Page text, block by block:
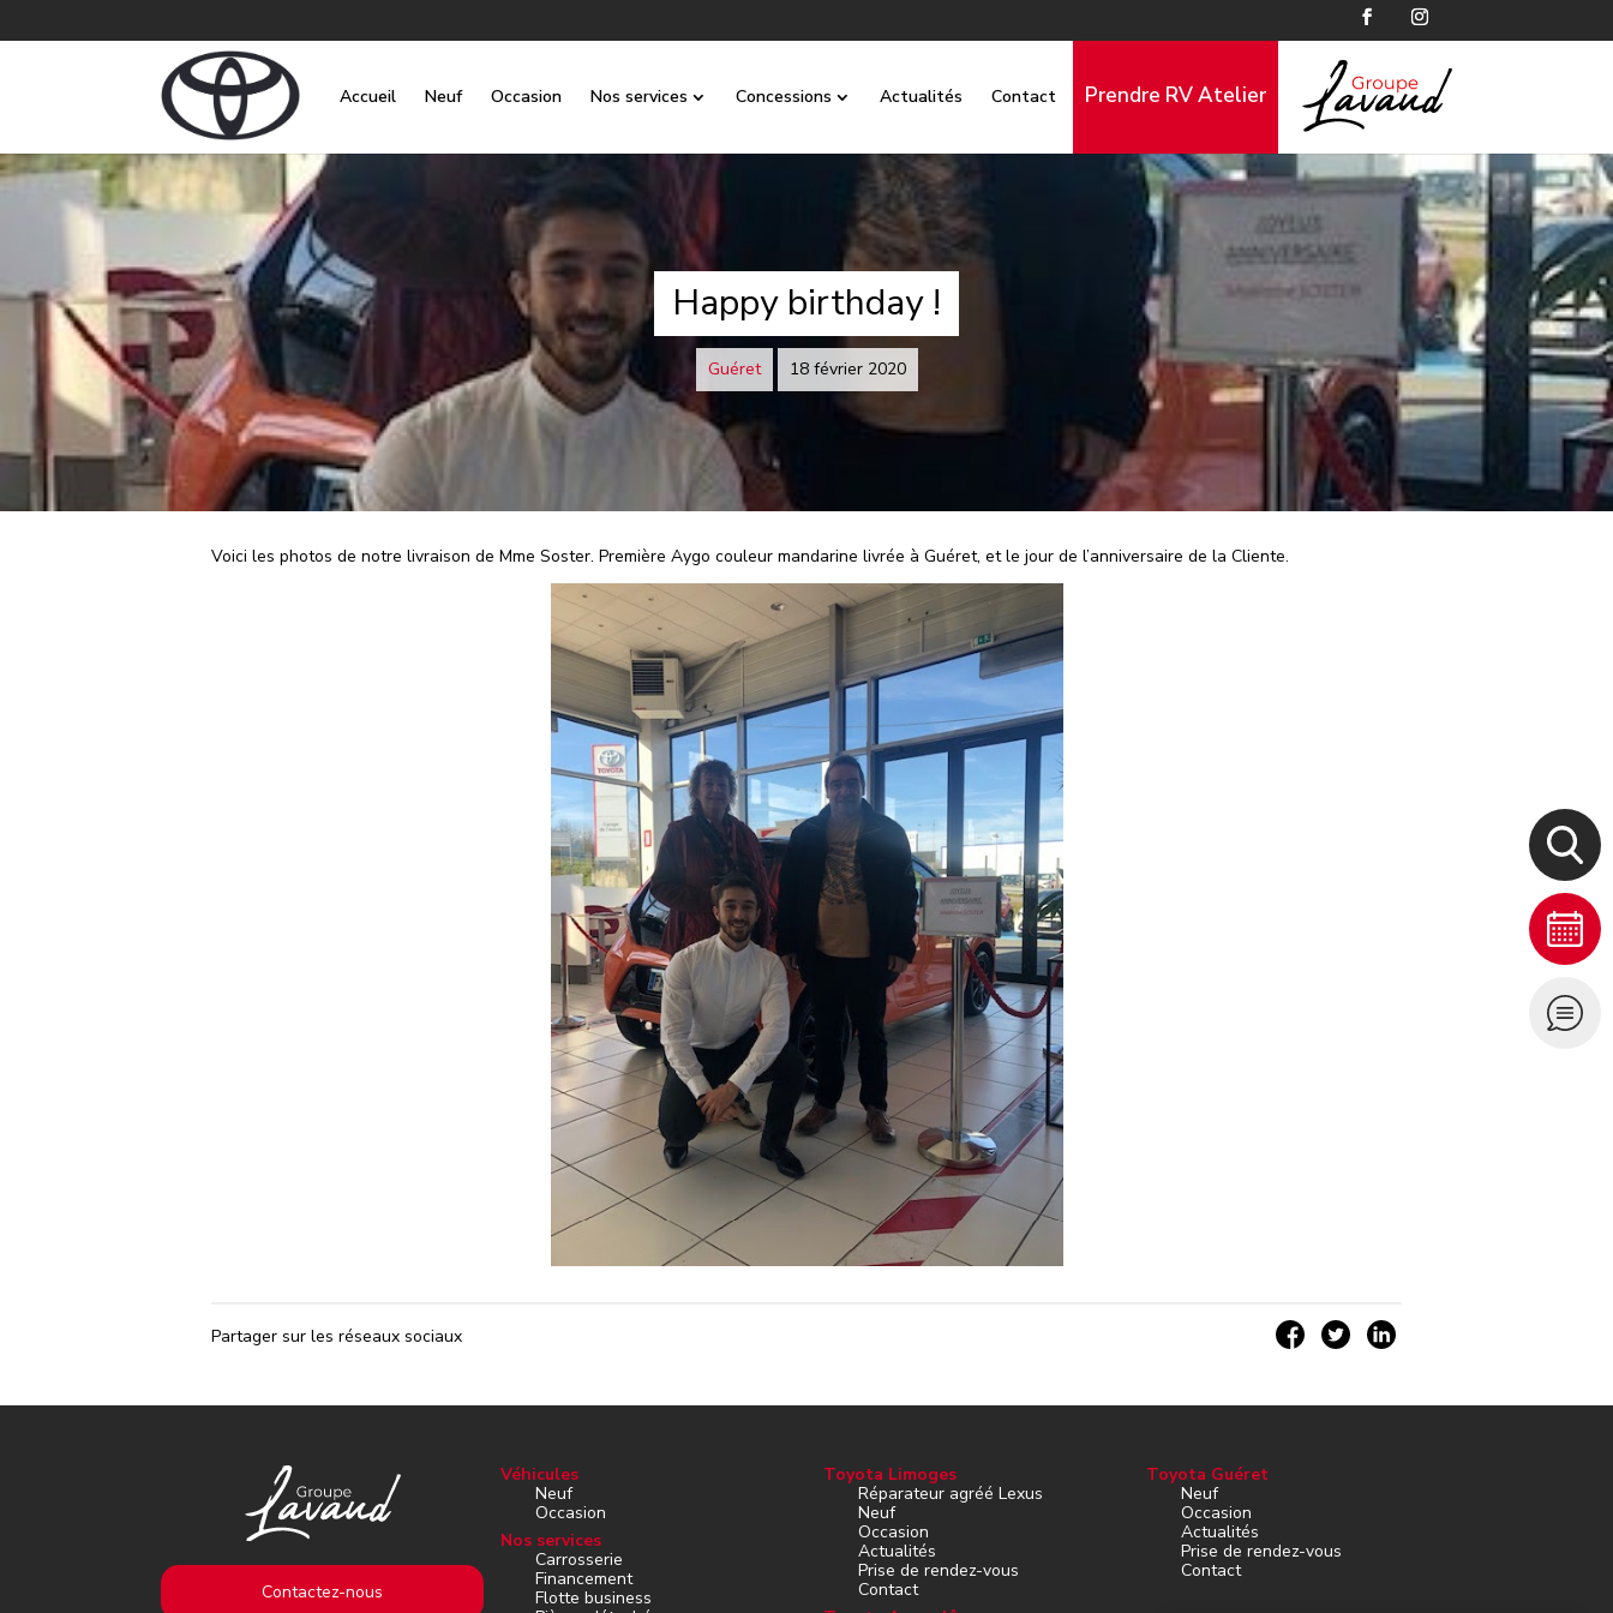
Accueil Neuf Occasion Nos services Concessions Actualités Contact Prendre RV Atelier
Happy birthday !
Guéret 18 février 2020
Voici les photos de notre livraison de Mme Soster. Première Aygo couleur mandarine livrée à Guéret, et le jour de l’anniversaire de la Cliente.
Partager sur les réseaux sociaux
Contactez-nous
Véhicules
Neuf
Occasion
Nos services
Carrosserie
Financement
Flotte business
Toyota Limoges
Réparateur agréé Lexus
Neuf
Occasion
Actualités
Prise de rendez-vous
Contact
Toyota Guéret
Neuf
Occasion
Actualités
Prise de rendez-vous
Contact